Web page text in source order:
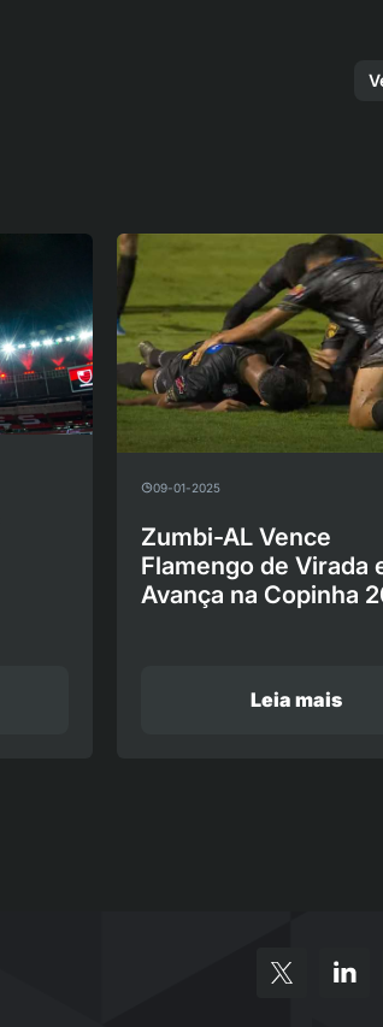
09-01-2025
Zumbi-AL Vence
Flamengo de Virada
Avança na Copinha
Leia mais